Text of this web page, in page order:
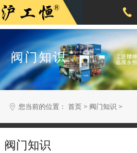
阀门知识
您当前的位置： 首页 > 阀门知识 >
阀门知识